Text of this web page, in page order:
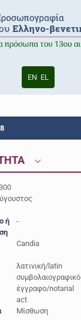
EN EL
ή
-
Candia
λατινική/latin
συμβολαιογραφικό
έγγραφο/notarial
act
Μίσθωση